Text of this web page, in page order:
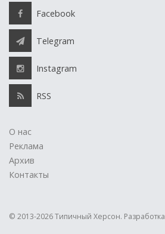
Facebook
Telegram
Instagram
RSS
О нас
Реклама
Архив
Контакты
© 2013-2026 Типичный Херсон. Разработка